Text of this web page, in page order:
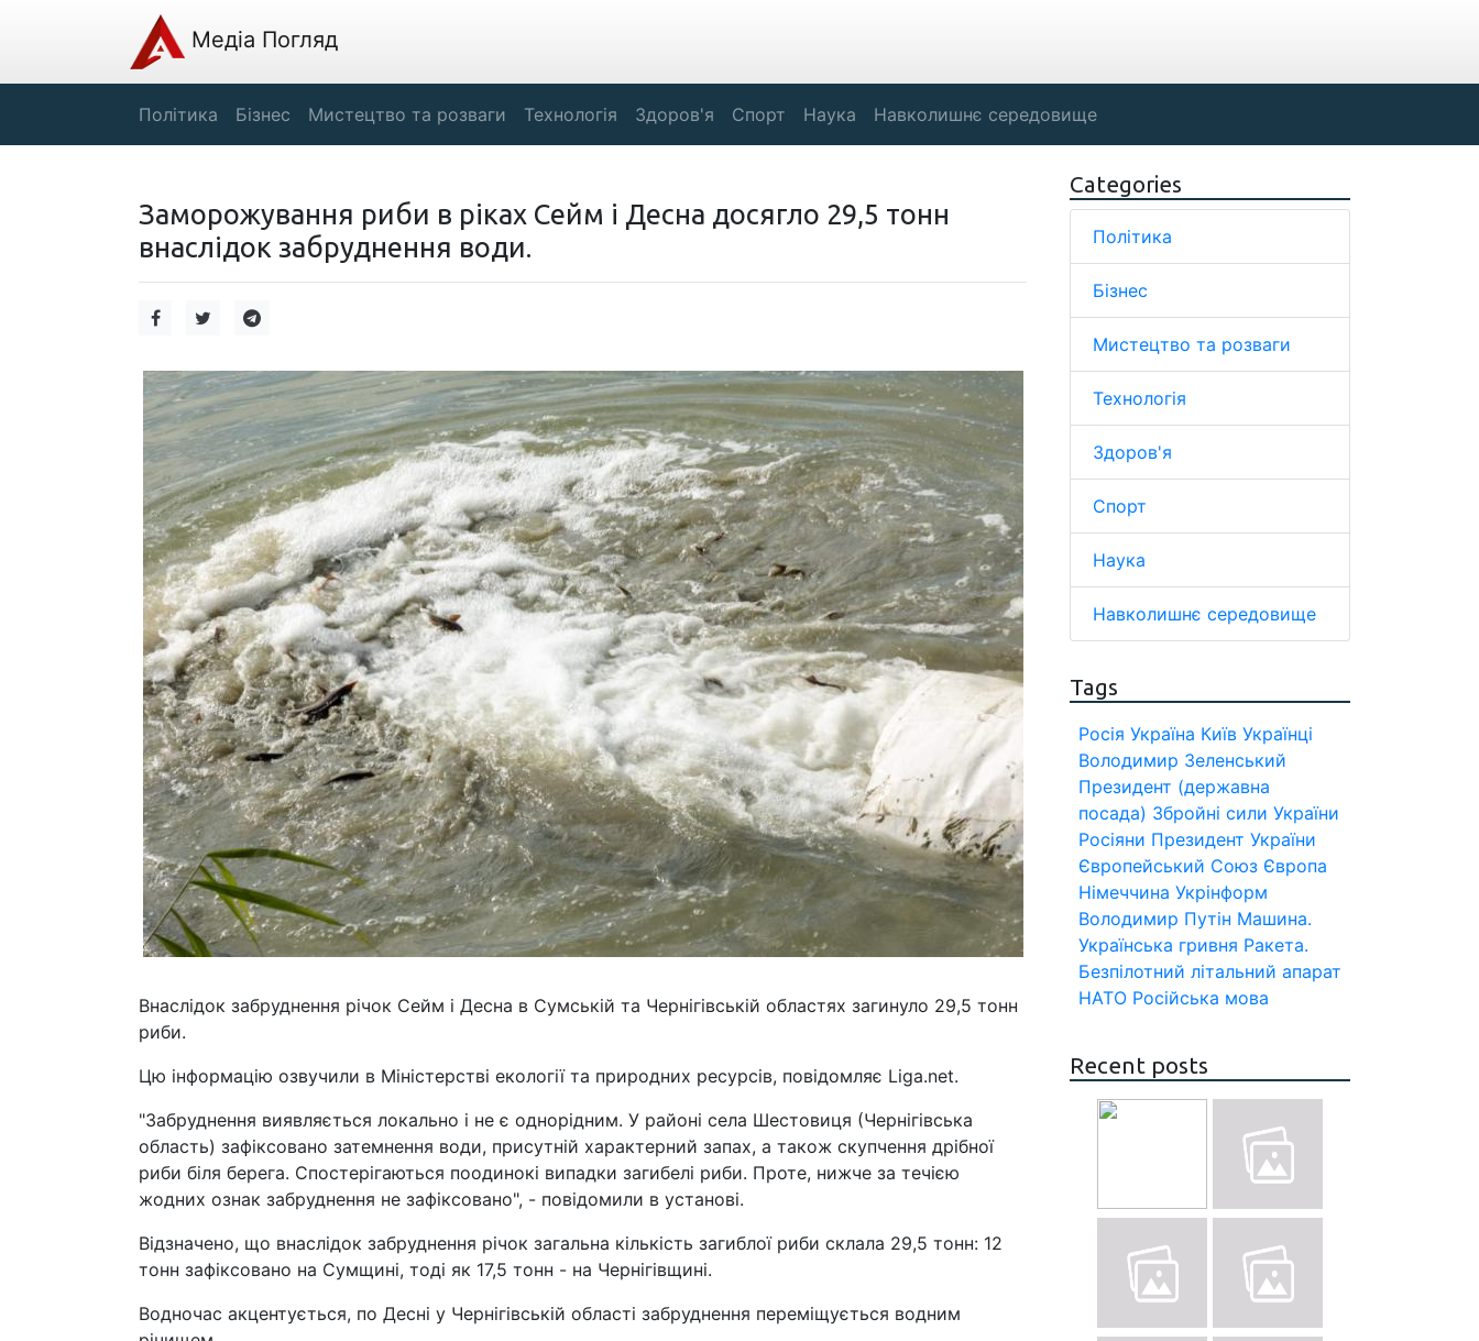
Медіа Погляд
Політика Бізнес Мистецтво та розваги Технологія Здоров'я Спорт Наука Навколишнє середовище
Заморожування риби в ріках Сейм і Десна досягло 29,5 тонн
внаслідок забруднення води.
Внаслідок забруднення річок Сейм і Десна в Сумській та Чернігівській областях загинуло 29,5 тонн
риби.
Цю інформацію озвучили в Міністерстві екології та природних ресурсів, повідомляє Liga.net.
"Забруднення виявляється локально і не є однорідним. У районі села Шестовиця (Чернігівська
область) зафіксовано затемнення води, присутній характерний запах, а також скупчення дрібної
риби біля берега. Спостерігаються поодинокі випадки загибелі риби. Проте, нижче за течією
жодних ознак забруднення не зафіксовано", - повідомили в установі.
Відзначено, що внаслідок забруднення річок загальна кількість загиблої риби склала 29,5 тонн: 12
тонн зафіксовано на Сумщині, тоді як 17,5 тонн - на Чернігівщині.
Водночас акцентується, по Десні у Чернігівській області забруднення переміщується водним
Categories
Політика
Бізнес
Мистецтво та розваги
Технологія
Здоров'я
Спорт
Наука
Навколишнє середовище
Tags
Росія Україна Київ Українці
Володимир Зеленський
Президент (державна
посада) Збройні сили України
Росіяни Президент України
Європейський Союз Європа
Німеччина Укрінформ
Володимир Путін Машина.
Українська гривня Ракета.
Безпілотний літальний апарат
НАТО Російська мова
Recent posts